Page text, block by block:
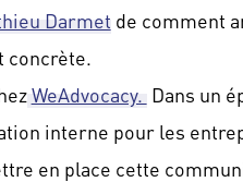
Darmet de comment
concrète.
WeAdvocacy. Dans un
interne pour les
en place cette